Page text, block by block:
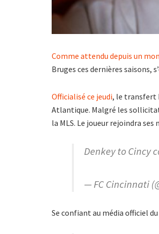
Comme attendu depuis un
Bruges ces dernières saisons,
Officialisé ce jeudi, le transfert
Atlantique. Malgré les
la MLS. Le joueur rejoindra
Denkey to Cincy
— FC Cincinnati
Se confiant au média officiel